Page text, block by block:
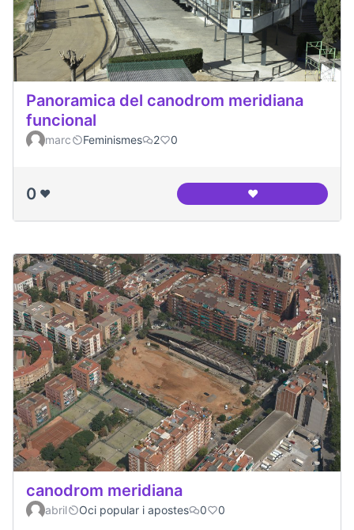
Panoramica del canodrom meridiana
funcional
marc Feminismes 2 0
0 ❤️ ❤️Panoramica del
canodrom meridiana
abril Oci popular i apostes 0 0